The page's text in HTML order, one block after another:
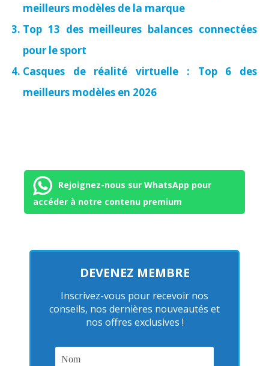
meilleurs modèles de la marque
Top 13 des meilleures balances connectées
pour le sport
Casques de réalité virtuelle : Top 6 des
meilleurs modèles en 2026
Rejoignez-nous sur WhatsApp pour
accéder à notre contenu premium
DEVENEZ MEMBRE
Inscrivez-vous pour recevoir nos
conseils, nos dernières nouveautés et
nos offres exclusives !